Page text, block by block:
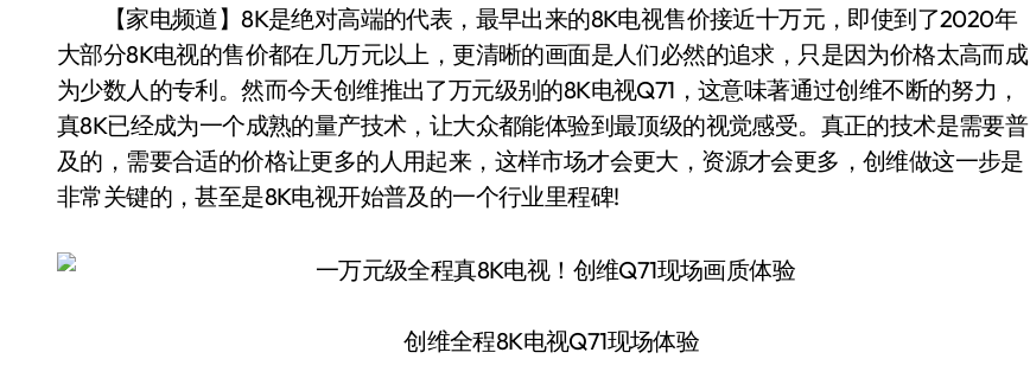
【家电频道】8K是绝对高端的代表，最早出来的8K电视售价接近十万元，即使到了2020年
大部分8K电视的售价都在几万元以上，更清晰的画面是人们必然的追求，只是因为价格太高而成
为少数人的专利。然而今天创维推出了万元级别的8K电视Q71，这意味著通过创维不断的努力，
真8K已经成为一个成熟的量产技术，让大众都能体验到最顶级的视觉感受。真正的技术是需要普
及的，需要合适的价格让更多的人用起来，这样市场才会更大，资源才会更多，创维做这一步是
非常关键的，甚至是8K电视开始普及的一个行业里程碑!
创维全程8K电视Q71现场体验